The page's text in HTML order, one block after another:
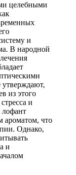
целебными
и
В народной
из этого
и
лофант
ароматом, что
Однако,
и